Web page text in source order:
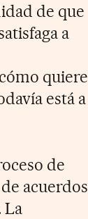
de que
a
quiere
está a
de
acuerdos
La